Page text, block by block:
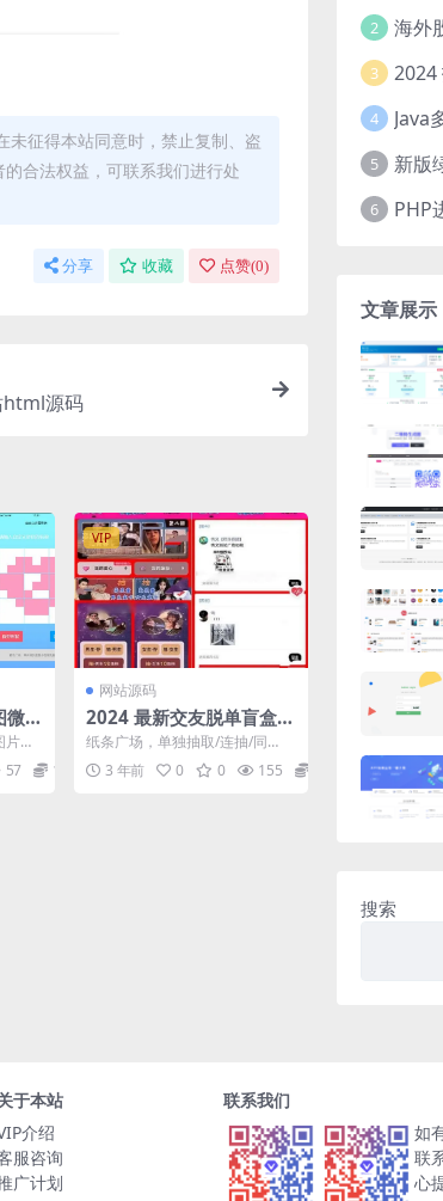
未征得本站同意时，禁止复制、盗
合法权益，可联系我们进行处
分享 收藏 点赞(0)
html源码
信
片
需
57 10
VIP
网站源码
2024 最新交友脱单盲盒源
码
纸条广场，单独抽取/连抽/同
城。盲盒交友脱单系统源码包含
了学校、爱好、城市、地区...
3 年前 0 0 155
2
3
4
5
6
文章展示
搜索
于本站
介绍
服咨询
广计划
联系我们
如
联
心